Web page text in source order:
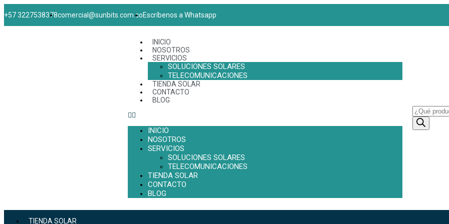
+57 3227538378comercial@sunbits.com.coEscríbenos a Whatsapp
INICIO
NOSOTROS
SERVICIOS
SOLUCIONES SOLARES
TELECOMUNICACIONES
TIENDA SOLAR
CONTACTO
BLOG
INICIO
NOSOTROS
SERVICIOS
SOLUCIONES SOLARES
TELECOMUNICACIONES
TIENDA SOLAR
CONTACTO
BLOG
TIENDA SOLAR